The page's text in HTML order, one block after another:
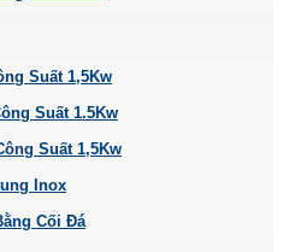
Suất 1,5Kw
Suất 1.5Kw
Suất 1,5Kw
Inox
Cối Đá